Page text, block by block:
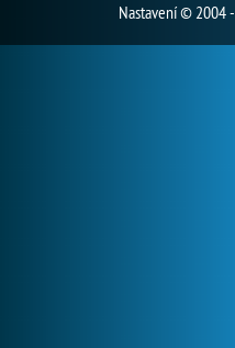
Nastavení© 2004 -